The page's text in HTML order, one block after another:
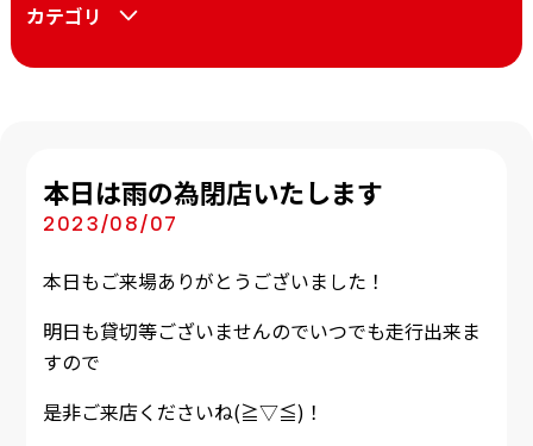
カテゴリ
本日は雨の為閉店いたします
2023/08/07
本日もご来場ありがとうございました！
明日も貸切等ございませんのでいつでも走行出来ま
すので
是非ご来店くださいね(≧▽≦)！